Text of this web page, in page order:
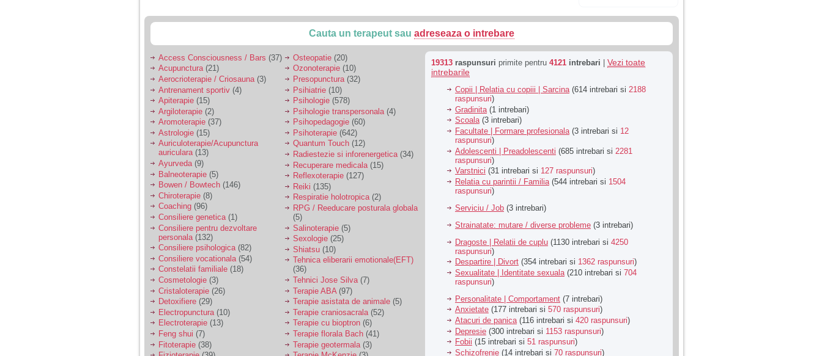
sa se manifeste o
Ma aflu aici pentru ca
vreau sa stiu daca am
nevoie de un psiholog
sau psihiatru.
Sunt casatorita, am
31 de ani si un copil in
varsta de 2 ani care
mi-e lumina ochilor.
De ceva timp simt ca
mi s-a adunat
oboseala, o oboseala
cronica de care nu pot
scapa si simt ca din
cauza ei nu pot
controla nervii si
cateodata are copilul
de suferit.
Am o bariera peste
care nu pot trece:
prietena mea a ramas
insarcinata cu o fata.
Am fost de comun
acord sa facem un
copil, cu gandul ca e
baiat.
Cauta un terapeut sau adreseaza o intrebare
Access Consciousness / Bars (37)
Acupunctura(21)
Aerocrioterapie / Criosauna (3)
Antrenament sportiv (4)
Apiterapie (15)
Argiloterapie (2)
Aromoterapie (37)
Astrologie (15)
Auriculoterapie/Acupunctura
auriculara(13)
Ayurveda(9)
Balneoterapie (5)
Bowen / Bowtech (146)
Chiroterapie (8)
Coaching (96)
Consiliere genetica(1)
Consiliere pentru dezvoltare
personala (132)
Consiliere psihologica(82)
Consiliere vocationala (54)
Constelatii familiale (18)
Cosmetologie (3)
Cristaloterapie (26)
Detoxifiere (29)
Electropunctura (10)
Electroterapie (13)
Feng shui (7)
Fitoterapie (38)
Osteopatie (20)
Ozonoterapie (10)
Presopunctura (32)
Psihiatrie (10)
Psihologie (578)
Psihologie transpersonala (4)
Psihopedagogie (60)
Psihoterapie (642)
Quantum Touch (12)
Radiestezie si inforenergetica(34)
Recuperare medicala (15)
Reflexoterapie (127)
Reiki (135)
Respiratie holotropica(2)
RPG / Reeducare posturala globala
(5)
Salinoterapie (5)
Sexologie (25)
Shiatsu (10)
Tehnica eliberarii emotionale(EFT)
(36)
Tehnici Jose Silva(7)
Terapie ABA (97)
Terapie asistata de animale (5)
Terapie craniosacrala (52)
Terapie cu bioptron (6)
Terapie florala Bach (41)
Terapie geotermala (3)
19313 raspunsuri primite pentru 4121 intrebari
Vezi toate
intrebarile
Copii | Relatia cu copiii | Sarcina(614 intrebari si 2188
raspunsuri)
Gradinita (1 intrebari)
Scoala(3 intrebari)
Facultate | Formare profesionala (3 intrebari si 12
raspunsuri)
Adolescenti | Preadolescenti (685 intrebari si 2281
raspunsuri)
Varstnici (31 intrebari si 127 raspunsuri)
Relatia cu parintii / Familia (544 intrebari si 1504
raspunsuri)
Serviciu / Job (3 intrebari)
Strainatate: mutare / diverse probleme (3 intrebari)
Dragoste | Relatii de cuplu (1130 intrebari si 4250
raspunsuri)
Despartire | Divort (354 intrebari si 1362 raspunsuri)
Sexualitate | Identitate sexuala (210 intrebari si 704
raspunsuri)
Personalitate | Comportament (7 intrebari)
Anxietate (177 intrebari si 570 raspunsuri)
Atacuri de panica(116 intrebari si 420 raspunsuri)
Depresie (300 intrebari si 1153 raspunsuri)
Fobii (15 intrebari si 51 raspunsuri)
Schizofrenie (14 intrebari si 70 raspunsuri)